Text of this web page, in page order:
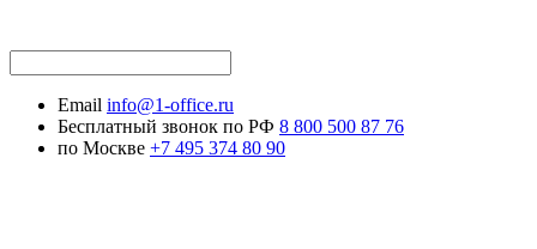
Email info@1-office.ru
Бесплатный звонок по РФ 8 800 500 87 76
по Москве +7 495 374 80 90